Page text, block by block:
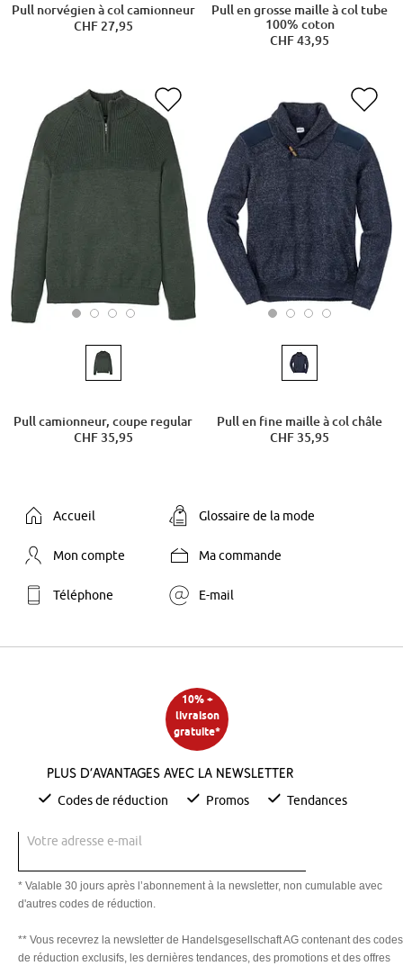
Pull norvégien à col camionneur
CHF 27,95
Pull en grosse maille à col tube
100% coton
CHF 43,95
Pull camionneur, coupe regular
CHF 35,95
Pull en fine maille à col châle
CHF 35,95
Accueil Glossaire de la mode
Mon compte Ma commande
Téléphone E-mail
10% +
livraison
gratuite*
Plus d’avantages avec la newsletter
Codes de réduction Promos Tendances
Votre adresse e-mail
* Valable 30 jours après l’abonnement à la newsletter, non cumulable avec
d'autres codes de réduction.
** Vous recevrez la newsletter de Handelsgesellschaft AG contenant des codes
de réduction exclusifs, les dernières tendances, des promotions et des offres